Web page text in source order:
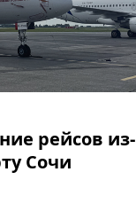
рейсов из-
Сочи